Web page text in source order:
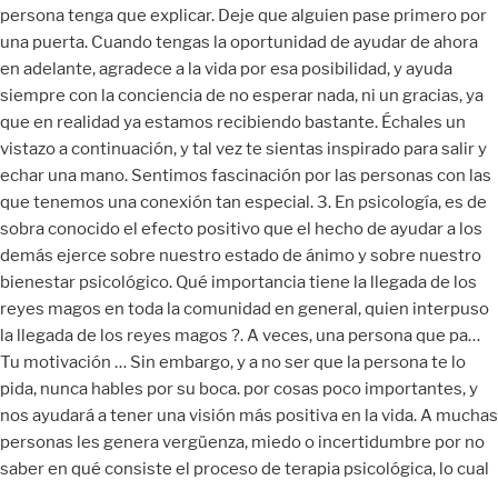
persona tenga que explicar. Deje que alguien pase primero por
una puerta. Cuando tengas la oportunidad de ayudar de ahora
en adelante, agradece a la vida por esa posibilidad, y ayuda
siempre con la conciencia de no esperar nada, ni un gracias, ya
que en realidad ya estamos recibiendo bastante. Échales un
vistazo a continuación, y tal vez te sientas inspirado para salir y
echar una mano. Sentimos fascinación por las personas con las
que tenemos una conexión tan especial. 3. En psicología, es de
sobra conocido el efecto positivo que el hecho de ayudar a los
demás ejerce sobre nuestro estado de ánimo y sobre nuestro
bienestar psicológico. Qué importancia tiene la llegada de los
reyes magos en toda la comunidad en general​, quien interpuso
la llegada de los reyes magos ?​. A veces, una persona que pa…
Tu motivación … Sin embargo, y a no ser que la persona te lo
pida, nunca hables por su boca. por cosas poco importantes, y
nos ayudará a tener una visión más positiva en la vida. A muchas
personas les genera vergüenza, miedo o incertidumbre por no
saber en qué consiste el proceso de terapia psicológica, lo cual